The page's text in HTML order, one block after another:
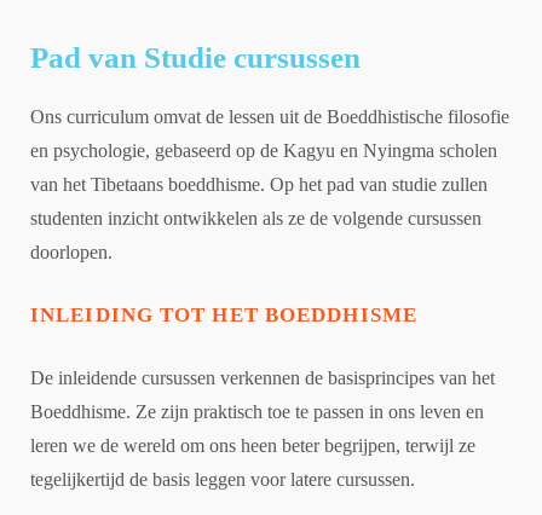
Pad van Studie cursussen
Ons curriculum omvat de lessen uit de Boeddhistische filosofie
en psychologie, gebaseerd op de Kagyu en Nyingma scholen
van het Tibetaans boeddhisme. Op het pad van studie zullen
studenten inzicht ontwikkelen als ze de volgende cursussen
doorlopen.
INLEIDING TOT HET BOEDDHISME
De inleidende cursussen verkennen de basisprincipes van het
Boeddhisme. Ze zijn praktisch toe te passen in ons leven en
leren we de wereld om ons heen beter begrijpen, terwijl ze
tegelijkertijd de basis leggen voor latere cursussen.